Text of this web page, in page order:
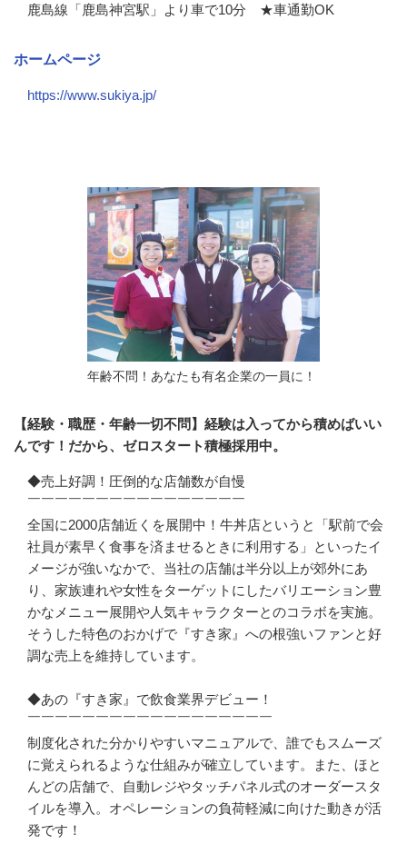
鹿島線「鹿島神宮駅」より車で10分 ★車通勤OK
ホームページ
https://www.sukiya.jp/
年齢不問！あなたも有名企業の一員に！
【経験・職歴・年齢一切不問】経験は入ってから積めばいい
んです！だから、ゼロスタート積極採用中。
◆売上好調！圧倒的な店舗数が自慢
￣￣￣￣￣￣￣￣￣￣￣￣￣￣￣￣
全国に2000店舗近くを展開中！牛丼店というと「駅前で会
社員が素早く食事を済ませるときに利用する」といったイ
メージが強いなかで、当社の店舗は半分以上が郊外にあ
り、家族連れや女性をターゲットにしたバリエーション豊
かなメニュー展開や人気キャラクターとのコラボを実施。
そうした特色のおかげで『すき家』への根強いファンと好
調な売上を維持しています。
◆あの『すき家』で飲食業界デビュー！
￣￣￣￣￣￣￣￣￣￣￣￣￣￣￣￣￣￣
制度化された分かりやすいマニュアルで、誰でもスムーズ
に覚えられるような仕組みが確立しています。また、ほと
んどの店舗で、自動レジやタッチパネル式のオーダースタ
イルを導入。オペレーションの負荷軽減に向けた動きが活
発です！